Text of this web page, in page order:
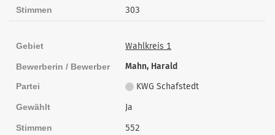
Stimmen 303
Gebiet Wahlkreis 1
Bewerberin / Bewerber Mahn, Harald
Partei KWG Schafstedt
Gewählt Ja
Stimmen 552